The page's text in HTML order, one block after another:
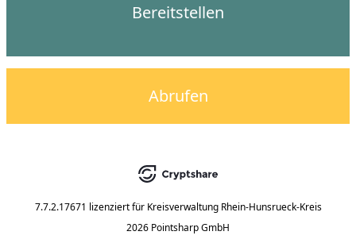
Bereitstellen
Abrufen
7.7.2.17671 lizenziert für Kreisverwaltung Rhein-Hunsrueck-Kreis
2026 Pointsharp GmbH